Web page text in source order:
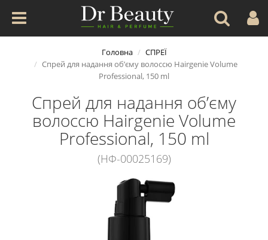
Головна
СПРЕЇ
Спрей для надання об’єму волоссю Hairgenie Volume
Professional, 150 ml
Спрей для надання об’єму
волоссю Hairgenie Volume
Professional, 150 ml
(НФ-00025169)